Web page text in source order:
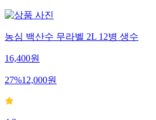
농심 백산수 무라벨 2L 12병 생수
16,400원
27%12,000원